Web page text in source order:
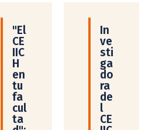
"El
CE
IIC
H
en
tu
fa
cul
ta
In
ve
sti
ga
do
ra
de
l
CE